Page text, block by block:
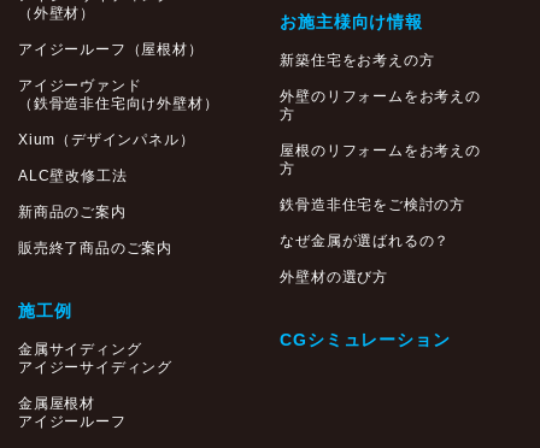
（外壁材）
アイジールーフ（屋根材）
アイジーヴァンド
（鉄骨造非住宅向け外壁材）
Xium（デザインパネル）
ALC壁改修工法
新商品のご案内
販売終了商品のご案内
施工例
金属サイディング
アイジーサイディング
金属屋根材
アイジールーフ
お施主様向け情報
新築住宅をお考えの方
外壁のリフォームをお考えの
方
屋根のリフォームをお考えの
方
鉄骨造非住宅をご検討の方
なぜ金属が選ばれるの？
外壁材の選び方
CGシミュレーション